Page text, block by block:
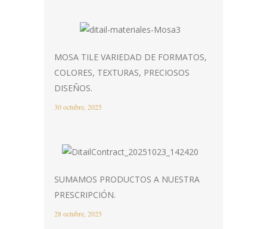
MOSA TILE VARIEDAD DE FORMATOS,
COLORES, TEXTURAS, PRECIOSOS
DISEÑOS.
30 octubre, 2025
SUMAMOS PRODUCTOS A NUESTRA
PRESCRIPCIÓN.
28 octubre, 2025